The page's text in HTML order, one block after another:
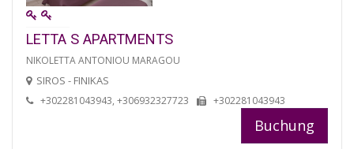
LETTA S APARTMENTS
NIKOLETTA ANTONIOU MARAGOU
SIROS - FINIKAS
+302281043943, +306932327723 +302281043943
Buchung